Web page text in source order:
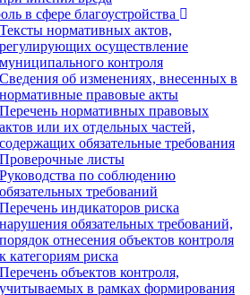
в сфере благоустройства
Тексты нормативных актов,
регулирующих осуществление
муниципального контроля
Сведения об изменениях, внесенных в
нормативные правовые акты
Перечень нормативных правовых
актов или их отдельных частей,
содержащих обязательные требования
Проверочные листы
Руководства по соблюдению
обязательных требований
Перечень индикаторов риска
нарушения обязательных требований,
порядок отнесения объектов контроля
к категориям риска
Перечень объектов контроля,
учитываемых в рамках формирования